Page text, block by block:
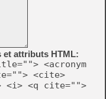
et attributs HTML:
<acronym
<cite>
<i> <q cite="">